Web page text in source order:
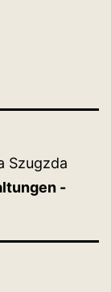
Szugzda
-